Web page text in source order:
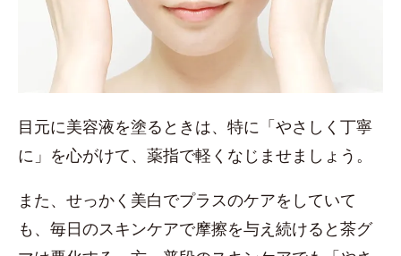
目元に美容液を塗るときは、特に「やさしく丁寧
に」を心がけて、薬指で軽くなじませましょう。
また、せっかく美白でプラスのケアをしていて
も、毎日のスキンケアで摩擦を与え続けると茶グ